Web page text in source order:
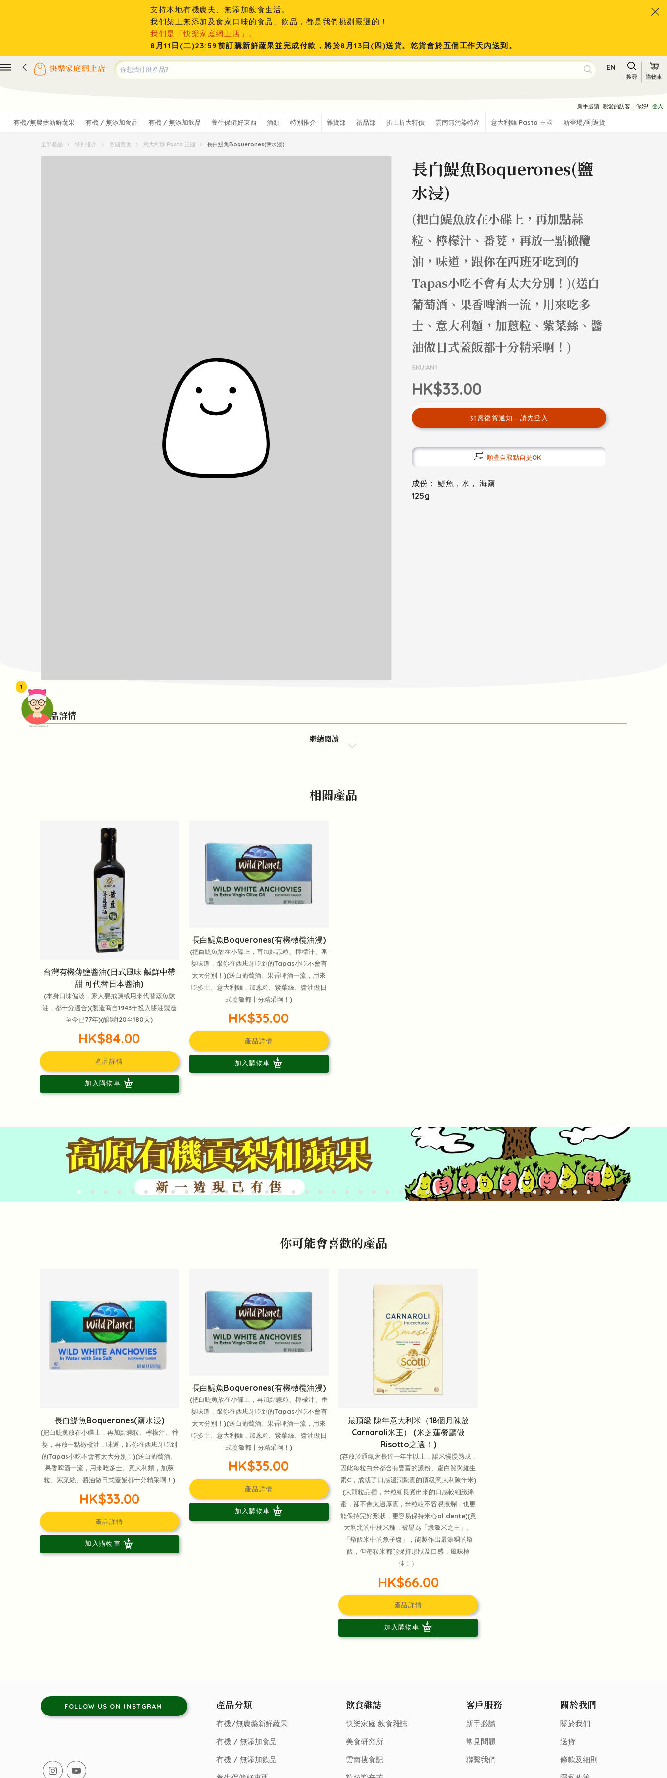
頭像生成器: 快樂家庭網上店
1
支持本地有機農夫、無添加飲食生活。
我們架上無添加及食家口味的食品、飲品，都是我們挑剔嚴選的！
我們是「快樂家庭網上店」。
8月11日(二)23:59前訂購新鮮蔬果並完成付款，將於8月13日(四)送貨。乾貨會於五個工作天內送到。
EN
搜尋 購物車
新手必讀 親愛的訪客，你好! 登入
有機/無農藥新鮮蔬果 有機 / 無添加食品 有機 / 無添加飲品 養生保健好東西 酒類 特別推介 雜貨部 禮品部 折上折大特價 雲南無污染特產 意大利麵 Pasta 王國 新登場/剛返貨
全部產品 › 特別推介 › 各國美食 › 意大利麵 Pasta 王國 › 長白鯷魚Boquerones(鹽水浸)
長白鯷魚Boquerones(鹽
水浸)
(把白鯷魚放在小碟上，再加點蒜
粒、檸檬汁、番荽，再放一點橄欖
油，味道，跟你在西班牙吃到的
Tapas小吃不會有太大分別！)(送白
葡萄酒、果香啤酒一流，用來吃多
士、意大利麵，加蔥粒、紫菜絲、醬
油做日式蓋飯都十分精采啊！)
SKU:AN1
HK$33.00
如需復貨通知，請先登入
順豐自取點自提OK
成份： 鯷魚，水， 海鹽
125g
產品詳情
繼續閱讀
相關產品
台灣有機薄鹽醬油(日式風味 鹹鮮中帶
甜 可代替日本醬油)
(本身口味偏淡，家人要戒鹽或用來代替蒸魚豉
油，都十分適合)(製造商自1943年投入醬油製造
至今已77年)(釀製120至180天)
HK$84.00
產品詳情
加入購物車
長白鯷魚Boquerones(有機橄欖油浸)
(把白鯷魚放在小碟上，再加點蒜粒、檸檬汁、番
荽味道，跟你在西班牙吃到的Tapas小吃不會有
太大分別！)(送白葡萄酒、果香啤酒一流，用來
吃多士、意大利麵，加蔥粒、紫菜絲、醬油做日
式蓋飯都十分精采啊！)
HK$35.00
產品詳情
加入購物車
你可能會喜歡的產品
長白鯷魚Boquerones(鹽水浸)
(把白鯷魚放在小碟上，再加點蒜粒、檸檬汁、番
荽，再放一點橄欖油，味道，跟你在西班牙吃到
的Tapas小吃不會有太大分別！)(送白葡萄酒、
果香啤酒一流，用來吃多士、意大利麵，加蔥
粒、紫菜絲、醬油做日式蓋飯都十分精采啊！)
HK$33.00
產品詳情
加入購物車
長白鯷魚Boquerones(有機橄欖油浸)
(把白鯷魚放在小碟上，再加點蒜粒、檸檬汁、番
荽味道，跟你在西班牙吃到的Tapas小吃不會有
太大分別！)(送白葡萄酒、果香啤酒一流，用來
吃多士、意大利麵，加蔥粒、紫菜絲、醬油做日
式蓋飯都十分精采啊！)
HK$35.00
產品詳情
加入購物車
最頂級 陳年意大利米（18個月陳放
Carnaroli米王） (米芝蓮餐廳做
Risotto之選！)
(存放於通氣倉長達一年半以上，讓米慢慢熟成，
因此每粒白米都含有豐富的澱粉、蛋白質與維生
素C，成就了口感溫潤紮實的頂級意大利陳年米)
(大顆粒品種，米粒細長煮出來的口感較細緻綿
密，卻不會太過厚實，米粒較不容易煮爛，也更
能保持完好形狀，更容易保持米心al dente)(意
大利北的中梗米種，被譽為「燉飯米之王」、
「燉飯米中的魚子醬」，能製作出最濃稠的燉
飯，但每粒米都能保持形狀及口感，風味極
佳！）
HK$66.00
產品詳情
加入購物車
FOLLOW US ON INSTGRAM 產品分類
有機/無農藥新鮮蔬果
有機 / 無添加食品
有機 / 無添加飲品
飲食雜誌
快樂家庭 飲食雜誌
美食研究所
雲南搜食記
客戶服務
新手必讀
常見問題
聯繫我們
關於我們
關於我們
送貨
條款及細則